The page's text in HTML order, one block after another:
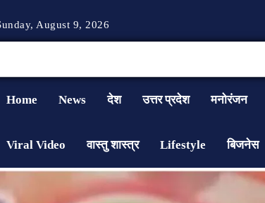
August 9, 2026
Home News देश उत्तर प्रदेश मनोरंजन
Viral Video वास्तु शास्त्र Lifestyle बिजनेस